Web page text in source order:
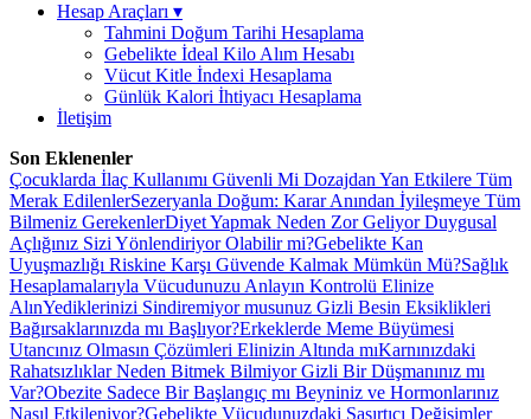
Hesap Araçları ▾
Tahmini Doğum Tarihi Hesaplama
Gebelikte İdeal Kilo Alım Hesabı
Vücut Kitle İndexi Hesaplama
Günlük Kalori İhtiyacı Hesaplama
İletişim
Son Eklenenler
Çocuklarda İlaç Kullanımı Güvenli Mi Dozajdan Yan Etkilere Tüm
Merak EdilenlerSezeryanla Doğum: Karar Anından İyileşmeye Tüm
Bilmeniz GerekenlerDiyet Yapmak Neden Zor Geliyor Duygusal
Açlığınız Sizi Yönlendiriyor Olabilir mi?Gebelikte Kan
Uyuşmazlığı Riskine Karşı Güvende Kalmak Mümkün Mü?Sağlık
Hesaplamalarıyla Vücudunuzu Anlayın Kontrolü Elinize
AlınYediklerinizi Sindiremiyor musunuz Gizli Besin Eksiklikleri
Bağırsaklarınızda mı Başlıyor?Erkeklerde Meme Büyümesi
Utancınız Olmasın Çözümleri Elinizin Altında mıKarnınızdaki
Rahatsızlıklar Neden Bitmek Bilmiyor Gizli Bir Düşmanınız mı
Var?Obezite Sadece Bir Başlangıç mı Beyniniz ve Hormonlarınız
Nasıl Etkileniyor?Gebelikte Vücudunuzdaki Şaşırtıcı Değişimler